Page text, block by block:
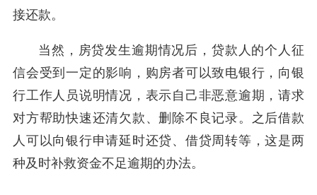
接还款。
当然，房贷发生逾期情况后，贷款人的个人征
信会受到一定的影响，购房者可以致电银行，向银
行工作人员说明情况，表示自己非恶意逾期，请求
对方帮助快速还清欠款、删除不良记录。之后借款
人可以向银行申请延时还贷、借贷周转等，这是两
种及时补救资金不足逾期的办法。